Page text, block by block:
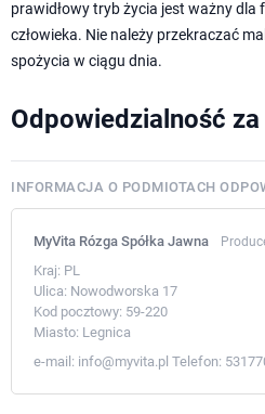
prawidłowy tryb życia jest ważny
człowieka. Nie należy przekraczać
spożycia w ciągu dnia.
Odpowiedzialność
INFORMACJA O PODMIOTACH
MyVita Rózga Spółka Jawna
Kraj: PL
Ulica: Nowodworska 17
Kod pocztowy: 59-220
Miasto: Legnica
e-mail: info@myvita.pl Telefon: